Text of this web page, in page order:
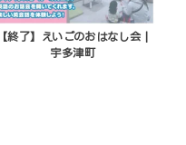
【終了】えいごのおはなし会 |
宇多津町